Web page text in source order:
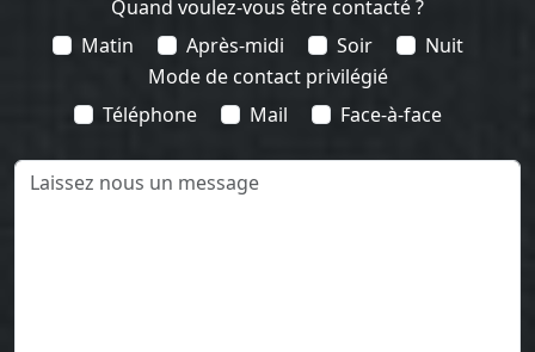
Quand voulez-vous être contacté ?
Matin
Après-midi Soir
Nuit
Mode de contact privilégié
Téléphone
Mail Face-à-face